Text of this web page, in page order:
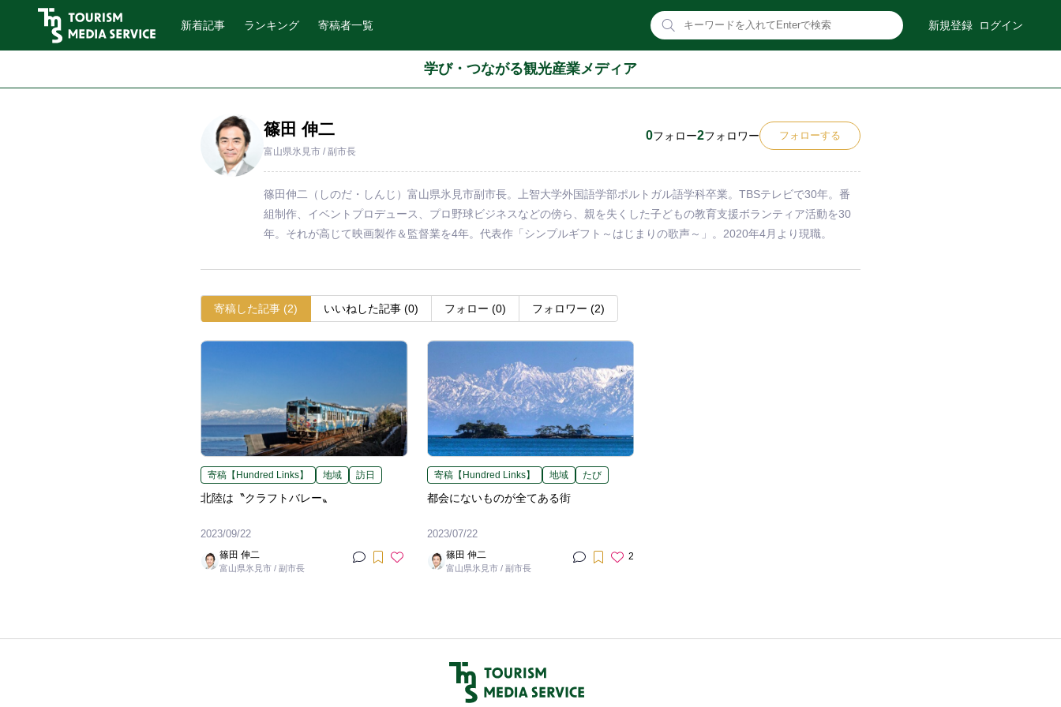
新着記事 ランキング 寄稿者一覧 新規登録 ログイン
学び・つながる観光産業メディア
篠田 伸二
富山県氷見市 / 副市長
0フォロー2フォロワー フォローする
篠田伸二（しのだ・しんじ）富山県氷見市副市長。上智大学外国語学部ポルトガル語学科卒業。TBSテレビで30年。番
組制作、イベントプロデュース、プロ野球ビジネスなどの傍ら、親を失くした子どもの教育支援ボランティア活動を30
年。それが高じて映画製作＆監督業を4年。代表作「シンプルギフト～はじまりの歌声～」。2020年4月より現職。
寄稿した記事 (2) いいね した記事 (0) フォロー (0) フォロワー (2)
寄稿【Hundred Links】 地域 訪日
北陸は〝クラフトバレー〟
2023/09/22
篠田 伸二
富山県氷見市 / 副市長
寄稿【Hundred Links】 地域 たび
都会にないものが全てある街
2023/07/22
篠田 伸二
富山県氷見市 / 副市長
2